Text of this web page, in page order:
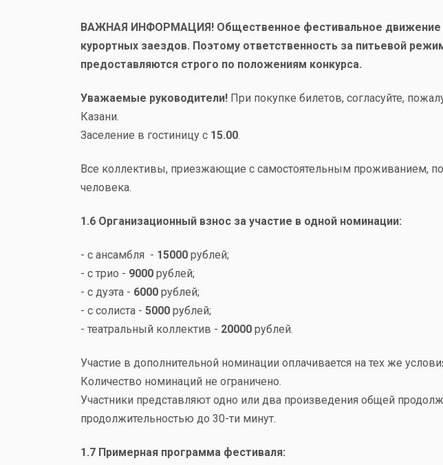
ВАЖНАЯ ИНФОРМАЦИЯ! Общественное фестивальное движение
курортных заездов. Поэтому ответственность за питьевой
предоставляются строго по положениям конкурса.
Уважаемые руководители! При покупке билетов, согласуйте,
Казани.
Заселение в гостиницу с 15.00.
Все коллективы, приезжающие с самостоятельным проживанием,
человека.
1.6 Организационный взнос за участие в одной номинации:
- с ансамбля - 15000 рублей;
- с трио - 9000 рублей;
- с дуэта - 6000 рублей;
- с солиста - 5000 рублей;
- театральный коллектив - 20000 рублей.
Участие в дополнительной номинации оплачивается на тех же
Количество номинаций не ограничено.
Участники представляют одно или два произведения общей
продолжительностью до 30-ти минут.
1.7 Примерная программа фестиваля: